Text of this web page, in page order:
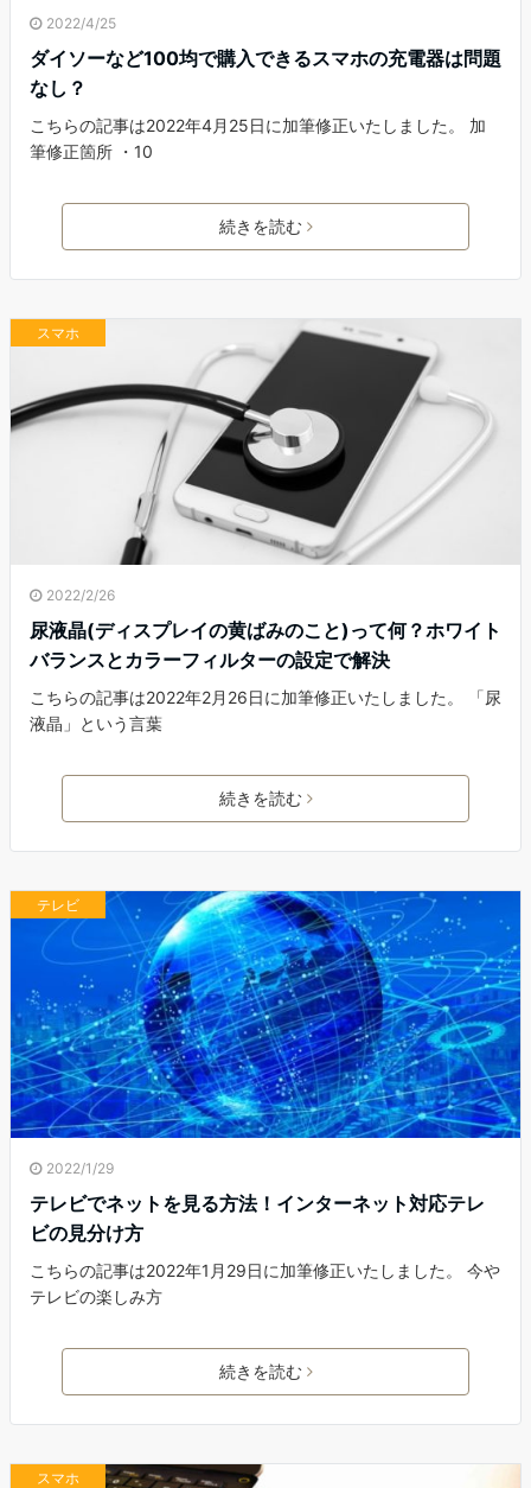
2022/4/25
ダイソーなど100均で購入できるスマホの充電器は問題
なし？
こちらの記事は2022年4月25日に加筆修正いたしました。 加
筆修正箇所 ・10
続きを読む
スマホ
2022/2/26
尿液晶(ディスプレイの黄ばみのこと)って何？ホワイト
バランスとカラーフィルターの設定で解決
こちらの記事は2022年2月26日に加筆修正いたしました。 「尿
液晶」という言葉
続きを読む
テレビ
2022/1/29
テレビでネットを見る方法！インターネット対応テレ
ビの見分け方
こちらの記事は2022年1月29日に加筆修正いたしました。 今や
テレビの楽しみ方
続きを読む
スマホ